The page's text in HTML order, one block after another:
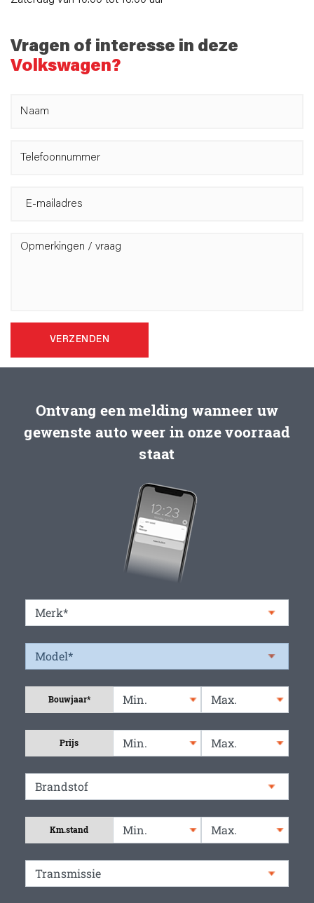
Vragen of interesse in deze
Volkswagen?
VERZENDEN
Ontvang een melding wanneer uw
gewenste auto weer in onze voorraad
staat
Bouwjaar*
Prijs
Km.stand